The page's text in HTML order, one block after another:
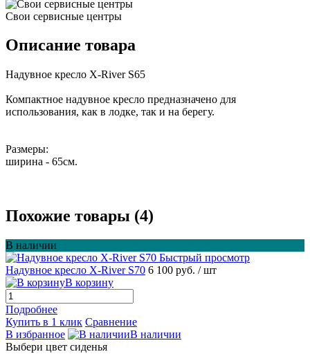
Свои сервисные центры
Описание товара
Надувное кресло X-River S65
Компактное надувное кресло предназначено для
использования, как в лодке, так и на берегу.
Размеры:
ширина - 65см.
Похожие товары (4)
В наличии
Быстрый просмотр
Надувное кресло X-River S70 6 100 руб. / шт
В корзину
Подробнее
Купить в 1 клик Сравнение
В избранное
В наличии
Выбери цвет сиденья